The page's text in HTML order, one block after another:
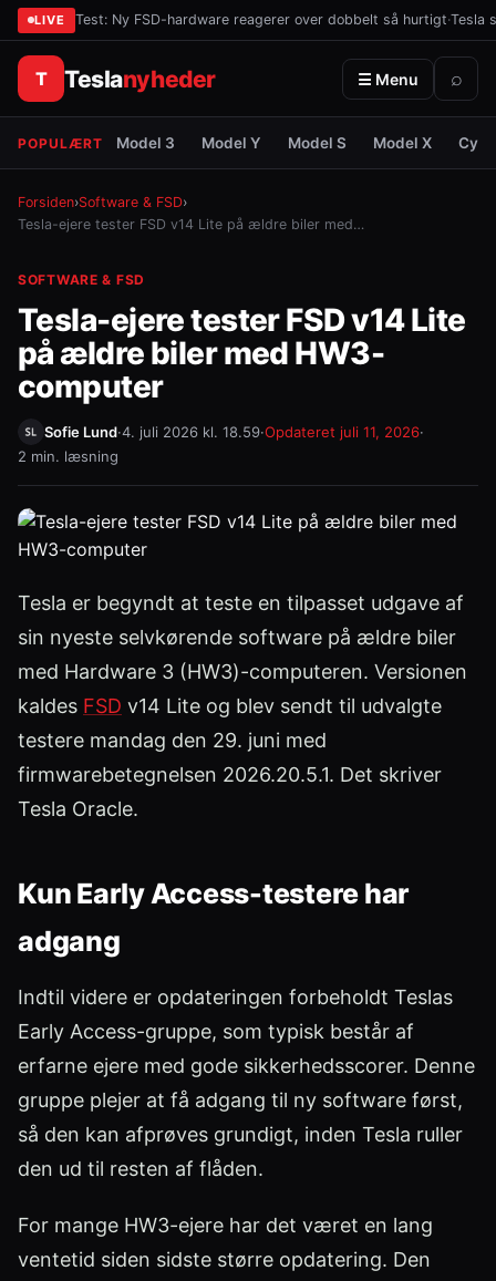
LIVE Test: Ny FSD-hardware reagerer over dobbelt så hurtigt·Tesla
T Teslanyheder ☰ Menu ⌕
POPULÆRT Model 3 Model Y Model S Model X
Forsiden›Software & FSD›
Tesla-ejere tester FSD v14 Lite på ældre biler med…
SOFTWARE & FSD
Tesla-ejere tester FSD v14 Lite
på ældre biler med HW3-
computer
Sofie Lund·4. juli 2026 kl. 18.59·Opdateret juli 11, 2026·
2 min. læsning
Tesla er begyndt at teste en tilpasset udgave af
sin nyeste selvkørende software på ældre biler
med Hardware 3 (HW3)-computeren. Versionen
kaldes FSD v14 Lite og blev sendt til udvalgte
testere mandag den 29. juni med
firmwarebetegnelsen 2026.20.5.1. Det skriver
Tesla Oracle.
Kun Early Access-testere har
adgang
Indtil videre er opdateringen forbeholdt Teslas
Early Access-gruppe, som typisk består af
erfarne ejere med gode sikkerhedsscorer. Denne
gruppe plejer at få adgang til ny software først,
så den kan afprøves grundigt, inden Tesla ruller
den ud til resten af flåden.
For mange HW3-ejere har det været en lang
ventetid siden sidste større opdatering. Den